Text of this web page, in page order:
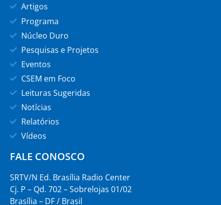
Artigos
Programa
Núcleo Duro
Pesquisas e Projetos
Eventos
CSEM em Foco
Leituras Sugeridas
Notícias
Relatórios
Vídeos
FALE CONOSCO
SRTV/N Ed. Brasília Radio Center
Cj. P – Qd. 702 – Sobrelojas 01/02
Brasília – DF / Brasil